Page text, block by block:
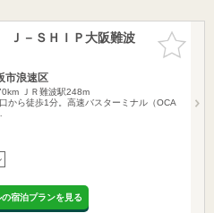
お気に入
りに追加
Ｊ－ＳＨＩＰ大阪難波
市浪速区
ＪＲ難波駅248m
から徒歩1分。高速バスターミナル（OCA
宿泊プランを見る